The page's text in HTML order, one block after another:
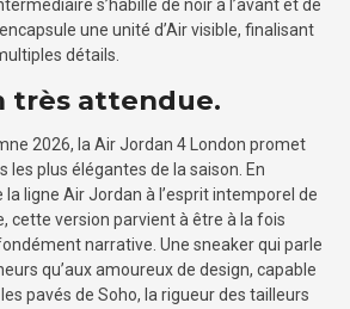
s’habille de noir à l’avant et de
une unité d’Air visible, finalisant
détails.
très attendue.
2026, la Air Jordan 4 London promet
les plus élégantes de la saison. En
ligne Air Jordan à l’esprit intemporel de
cette version parvient à être à la fois
narrative. Une sneaker qui parle
qu’aux amoureux de design, capable
pavés de Soho, la rigueur des tailleurs